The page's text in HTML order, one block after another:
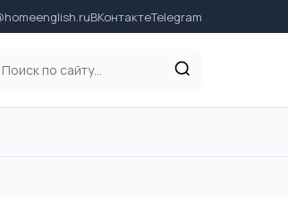
ВКонтактеTelegram